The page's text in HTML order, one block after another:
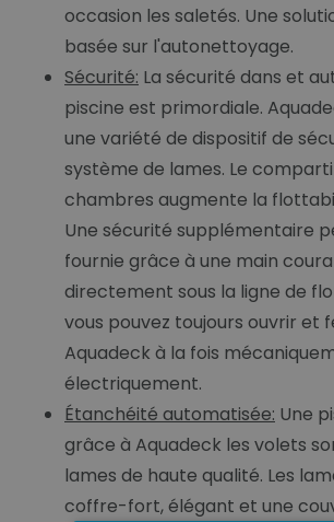
occasion les saletés. Une
basée sur l'autonettoyage.
Sécurité: La sécurité dans et
piscine est primordiale.
une variété de dispositif de
système de lames. Le
chambres augmente la
Une sécurité supplémentaire
fournie grâce à une main
directement sous la ligne de
vous pouvez toujours ouvrir et
Aquadeck à la fois
électriquement.
Étanchéité automatisée: Une
grâce à Aquadeck les volets
lames de haute qualité. Les
coffre-fort, élégant et une